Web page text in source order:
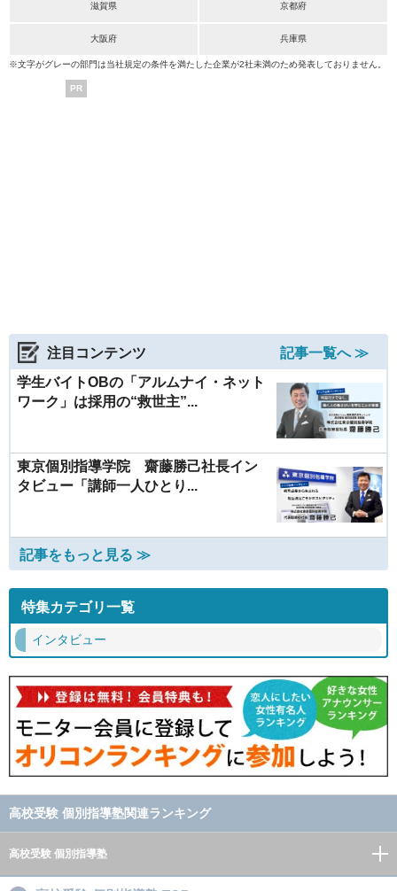
滋賀県 京都府
大阪府 兵庫県
※文字がグレーの部門は当社規定の条件を満たした企業が2社未満のため発表しておりません。
PR
注目コンテンツ
記事一覧へ ≫
学生バイトOBの「アルムナイ・ネット
ワーク」は採用の“救世主”...
東京個別指導学院 齋藤勝己社長イン
タビュー「講師一人ひとり...
記事をもっと見る ≫
特集カテゴリ一覧
インタビュー
高校受験 個別指導塾関連ランキング
高校受験 個別指導塾